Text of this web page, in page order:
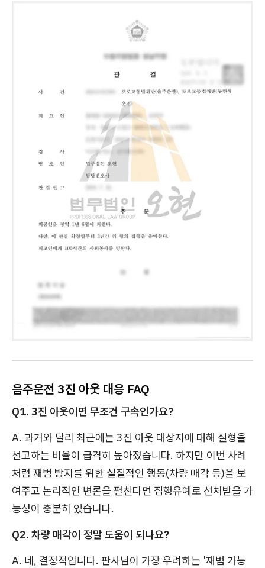
음주운전 3진 아웃 대응 FAQ
Q1. 3진 아웃이면 무조건 구속인가요?
A. 과거와 달리 최근에는 3진 아웃 대상자에 대해 실형을
선고하는 비율이 급격히 높아졌습니다. 하지만 이번 사례
처럼 재범 방지를 위한 실질적인 행동(차량 매각 등)을 보
여주고 논리적인 변론을 펼친다면 집행유예로 선처받을 가
능성이 충분히 있습니다.
Q2. 차량 매각이 정말 도움이 되나요?
A. 네, 결정적입니다. 판사님이 가장 우려하는 '재범 가능